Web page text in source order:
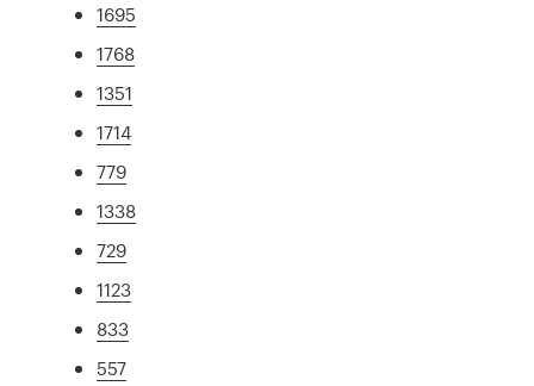
1695
1768
1351
1714
779
1338
729
1123
833
557